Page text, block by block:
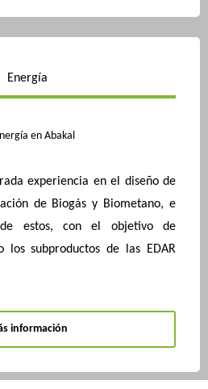
Energía
experiencia en el diseño de
de Biogás y Biometano, e
estos, con el objetivo de
los subproductos de las EDAR
información